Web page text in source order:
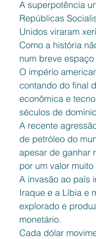
A superpotência
Repúblicas
Unidos viraram
Como a história
num breve
O império
contando do final
econômica e
séculos de
A recente
de petróleo do
apesar de ganhar
por um valor muito
A invasão ao país
Iraque e a Líbia e
explorado e
monetário.
Cada dólar